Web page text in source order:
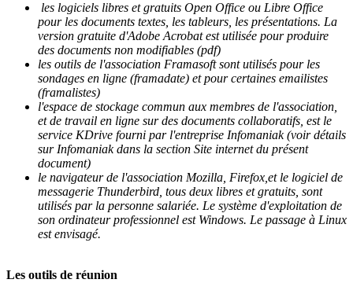
les logiciels libres et gratuits Open Office ou Libre Office
pour les documents textes, les tableurs, les présentations. La
version gratuite d'Adobe Acrobat est utilisée pour produire
des documents non modifiables (pdf)
les outils de l'association Framasoft sont utilisés pour les
sondages en ligne (framadate) et pour certaines emailistes
(framalistes)
l'espace de stockage commun aux membres de l'association,
et de travail en ligne sur des documents collaboratifs, est le
service KDrive fourni par l'entreprise Infomaniak (voir détails
sur Infomaniak dans la section Site internet du présent
document)
le navigateur de l'association Mozilla, Firefox,et le logiciel de
messagerie Thunderbird, tous deux libres et gratuits, sont
utilisés par la personne salariée. Le système d'exploitation de
son ordinateur professionnel est Windows. Le passage à Linux
est envisagé.
Les outils de réunion